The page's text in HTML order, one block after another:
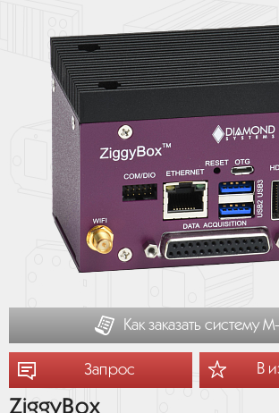
Как заказать систему
Запрос В
ZiggyBox